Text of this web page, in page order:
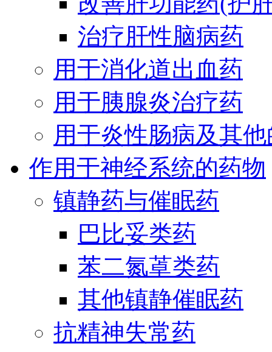
治疗肝性脑病药
用于消化道出血药
用于胰腺炎治疗药
用于炎性肠病及其
作用于神经系统的药物
镇静药与催眠药
巴比妥类药
苯二氮䓬类药
其他镇静催眠药
抗精神失常药